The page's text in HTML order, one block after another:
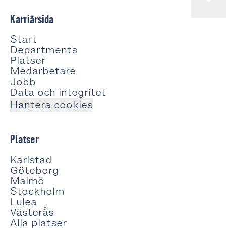
Karriärsida
Start
Departments
Platser
Medarbetare
Jobb
Data och integritet
Hantera cookies
Platser
Karlstad
Göteborg
Malmö
Stockholm
Lulea
Västerås
Alla platser